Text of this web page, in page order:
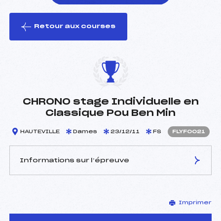
le ski
Retour aux courses
CHRONO stage Individuelle en
Classique Pou Ben Min
HAUTEVILLE Dames 23/12/11 FS FLYF0021
Informations sur l’épreuve
PICHON JEAN ()
D.T Adjoint :
–
Imprimer